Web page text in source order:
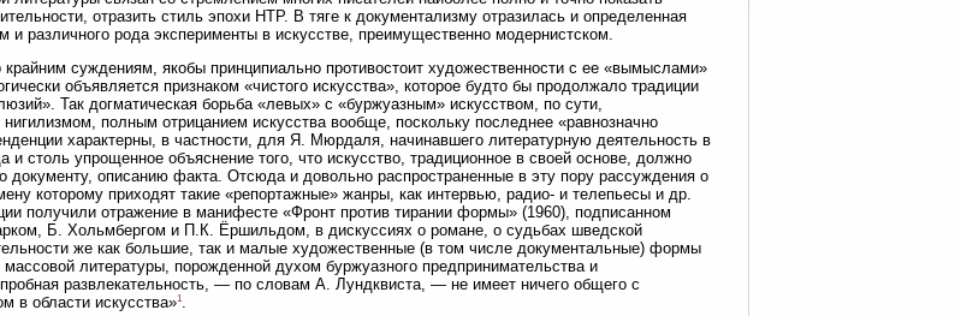
отразить стиль эпохи НТР. В тяге к документализму отразилась и определенная
и различного рода эксперименты в искусстве, преимущественно модернистском.
крайним суждениям, якобы принципиально противостоит художественности с ее «вымыслами»
объявляется признаком «чистого искусства», которое будто бы продолжало традиции
Так догматическая борьба «левых» с «буржуазным» искусством, по сути,
полным отрицанием искусства вообще, поскольку последнее «равнозначно
характерны, в частности, для Я. Мюрдаля, начинавшего литературную деятельность в
столь упрощенное объяснение того, что искусство, традиционное в своей основе, должно
документу, описанию факта. Отсюда и довольно распространенные в эту пору рассуждения о
которому приходят такие «репортажные» жанры, как интервью, радио- и телепьесы и др.
получили отражение в манифесте «Фронт против тирании формы» (1960), подписанном
Б. Хольмбергом и П.К. Ёршильдом, в дискуссиях о романе, о судьбах шведской
же как большие, так и малые художественные (в том числе документальные) формы
литературы, порожденной духом буржуазного предпринимательства и
развлекательность, — по словам А. Лундквиста, — не имеет ничего общего с
в области искусства»1.